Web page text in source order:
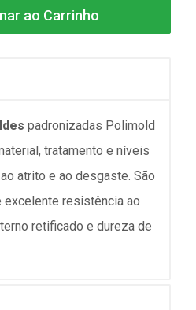
ao Carrinho
padronizadas Polimold
tratamento e níveis
atrito e ao desgaste. São
excelente resistência ao
retificado e dureza de